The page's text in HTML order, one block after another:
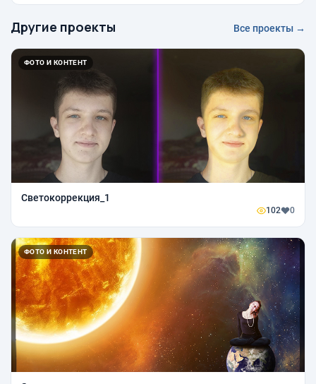
Другие проекты Все проекты →
ФОТО И КОНТЕНТ
Светокоррекция_1
102 0
ФОТО И КОНТЕНТ